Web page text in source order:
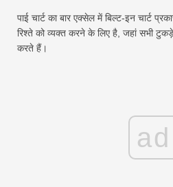
पिवट तालिका
स्विफ्ट
पाई चार्ट का बार एक्सेल में बिल्ट-इन चार्ट
रिश्ते को व्यक्त करने के लिए है, जहां सभी
करते हैं।
ad